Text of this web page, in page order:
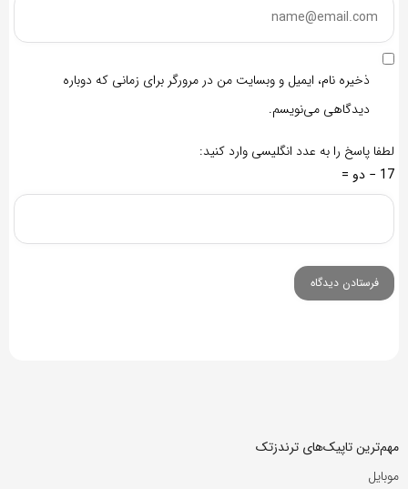
ذخیره نام، ایمیل و وبسایت من در مرورگر برای زمانی که دوباره
دیدگاهی می‌نویسم.
لطفا پاسخ را به عدد انگلیسی وارد کنید:
17 − دو =
مهم‌ترین تاپیک‌های ترندزتک
موبایل